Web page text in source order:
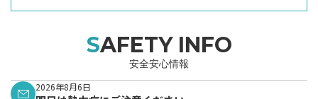
SAFETY INFO
安全安心情報
2026年8月6日